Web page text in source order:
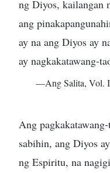
ng Diyos, kailangan
ang
ay na ang Diyos ay
ay nagkakatawang-
—Ang Salita, Vol.
Ang
sabihin, ang Diyos
ng Espiritu, na